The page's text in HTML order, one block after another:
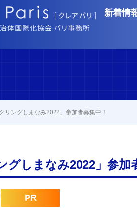
新着情
クリングしまなみ2022」参加者募集中！
グしまなみ2022」参加
PR